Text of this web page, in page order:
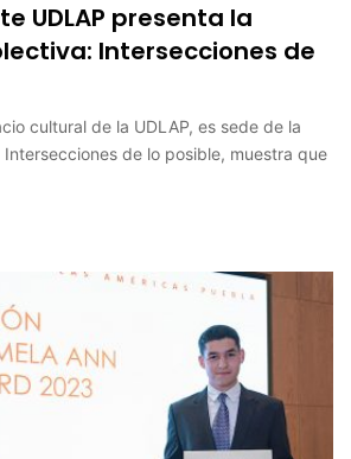
UDLAP presenta la
Intersecciones de
cultural de la UDLAP, es sede de la
de lo posible, muestra que